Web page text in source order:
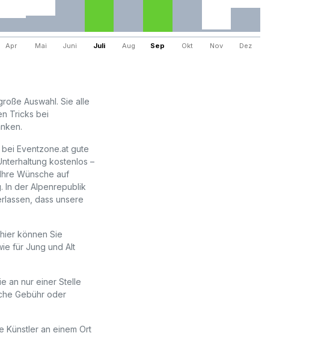
Apr Mai Juni Juli Aug Sep Okt Nov Dez
Auswahl. Sie alle
Tricks bei
Eventzone.at gute
kostenlos –
Wünsche auf
In der Alpenrepublik
dass unsere
können Sie
für Jung und Alt
an nur einer Stelle
Gebühr oder
Künstler an einem Ort